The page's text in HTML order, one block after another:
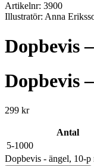
Artikelnr: 3900
Illustratör: Anna
Dopbevis
Dopbevis
299 kr
Antal
5-1000
Dopbevis - ängel, 10-p